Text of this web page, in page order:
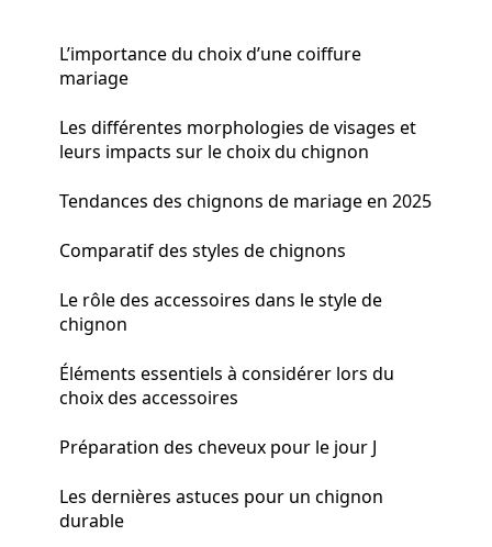
L’importance du choix d’une coiffure
mariage
Les différentes morphologies de visages et
leurs impacts sur le choix du chignon
Tendances des chignons de mariage en 2025
Comparatif des styles de chignons
Le rôle des accessoires dans le style de
chignon
Éléments essentiels à considérer lors du
choix des accessoires
Préparation des cheveux pour le jour J
Les dernières astuces pour un chignon
durable